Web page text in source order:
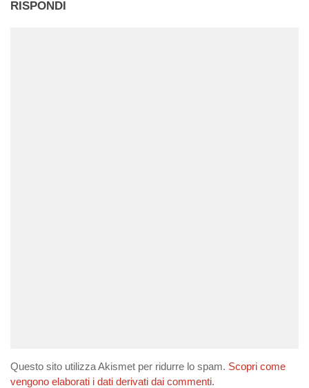
RISPONDI
Questo sito utilizza Akismet per ridurre lo spam. Scopri come
vengono elaborati i dati derivati dai commenti.